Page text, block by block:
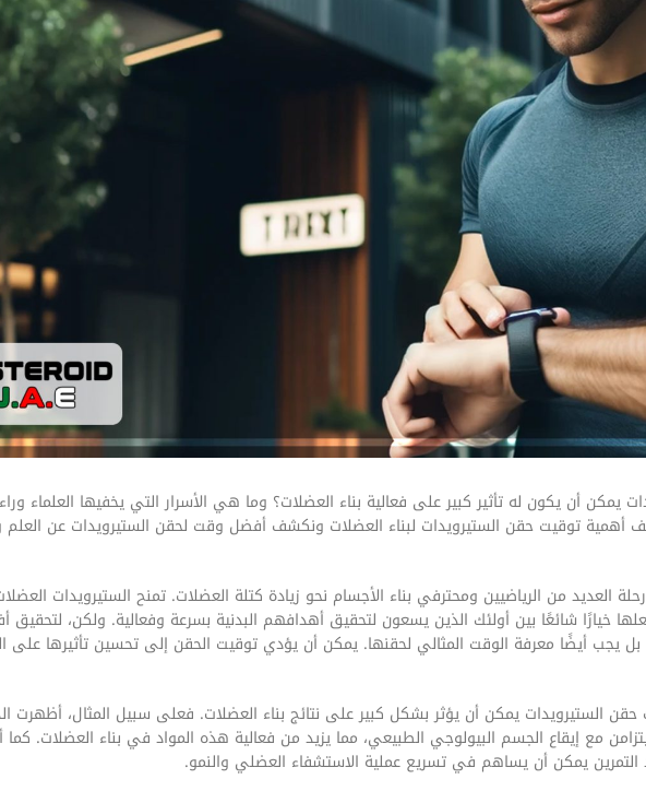
يمكن أن يكون له تأثير كبير على فعالية بناء العضلات؟ وما هي الأسرار التي يخفيها العلماء
توقيت حقن الستيرويدات لبناء العضلات ونكشف أفضل وقت لحقن الستيرويدات عن العلم
العديد من الرياضيين ومحترفي بناء الأجسام نحو زيادة كتلة العضلات. تمنح الستيرويدات
خيارًا شائعًا بين أولئك الذين يسعون لتحقيق أهدافهم البدنية بسرعة وفعالية. ولكن، لتحقيق
يجب أيضًا معرفة الوقت المثالي لحقنها. يمكن أن يؤدي توقيت الحقن إلى تحسين تأثيرها على
حقن الستيرويدات يمكن أن يؤثر بشكل كبير على نتائج بناء العضلات. فعلى سبيل المثال، أظهرت
مع إيقاع الجسم البيولوجي الطبيعي، مما يزيد من فعالية هذه المواد في بناء العضلات. كما
يمكن أن يساهم في تسريع عملية الاستشفاء العضلي والنمو.